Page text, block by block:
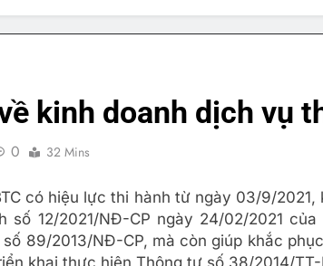
kinh doanh dịch vụ
0 32 Mins
có hiệu lực thi hành từ ngày 03/9/2021,
số 12/2021/NĐ-CP ngày 24/02/2021
89/2013/NĐ-CP, mà còn giúp khắc
khai thực hiện Thông tư số 38/2014/